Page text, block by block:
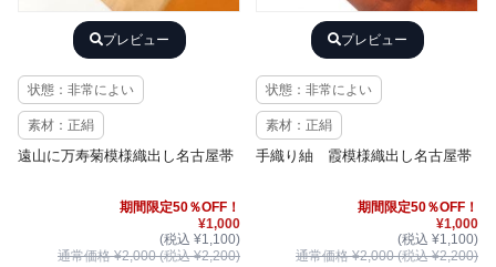
プレビュー
状態：非常によい
素材：正絹
遠山に万寿菊模様織出し名古屋帯
期間限定50％OFF！
¥1,000
(税込 ¥1,100)
通常価格 ¥2,000 (税込 ¥2,200)
プレビュー
状態：非常によい
素材：正絹
手織り紬 霞模様織出し名古屋帯
期間限定50％OFF！
¥1,000
(税込 ¥1,100)
通常価格 ¥2,000 (税込 ¥2,200)